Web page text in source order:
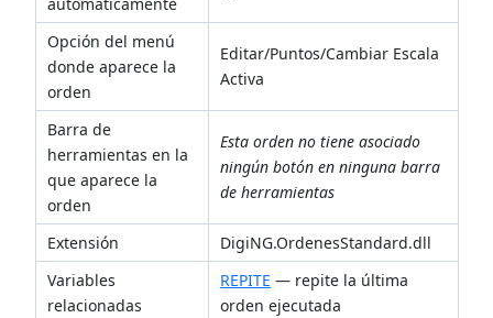
automáticamente
Opción del menú
donde aparece la
orden
Editar/Puntos/Cambiar Escala
Activa
Barra de
herramientas en la
que aparece la
orden
Esta orden no tiene asociado
ningún botón en ninguna barra
de herramientas
Extensión
DigiNG.OrdenesStandard.dll
Variables
relacionadas
REPITE — repite la última
orden ejecutada